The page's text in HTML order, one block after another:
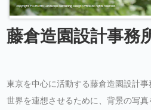
藤倉造園設計事務
東京を中心に活動する藤倉造園設計
世界を連想させるために、背景の写